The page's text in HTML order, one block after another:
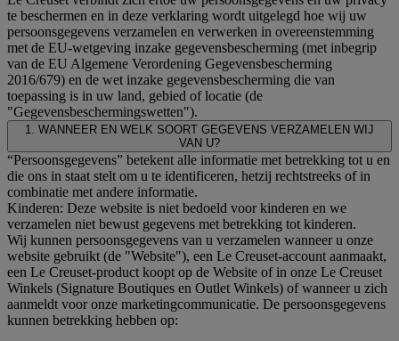
te beschermen en in deze verklaring wordt uitgelegd hoe wij uw
persoonsgegevens verzamelen en verwerken in overeenstemming
met de EU-wetgeving inzake gegevensbescherming (met inbegrip
van de EU Algemene Verordening Gegevensbescherming
2016/679) en de wet inzake gegevensbescherming die van
toepassing is in uw land, gebied of locatie (de
"Gegevensbeschermingswetten").
1. WANNEER EN WELK SOORT GEGEVENS VERZAMELEN WIJ
VAN U?
“Persoonsgegevens” betekent alle informatie met betrekking tot u en
die ons in staat stelt om u te identificeren, hetzij rechtstreeks of in
combinatie met andere informatie.
Kinderen: Deze website is niet bedoeld voor kinderen en we
verzamelen niet bewust gegevens met betrekking tot kinderen.
Wij kunnen persoonsgegevens van u verzamelen wanneer u onze
website gebruikt (de "Website"), een Le Creuset-account aanmaakt,
een Le Creuset-product koopt op de Website of in onze Le Creuset
Winkels (Signature Boutiques en Outlet Winkels) of wanneer u zich
aanmeldt voor onze marketingcommunicatie. De persoonsgegevens
kunnen betrekking hebben op: